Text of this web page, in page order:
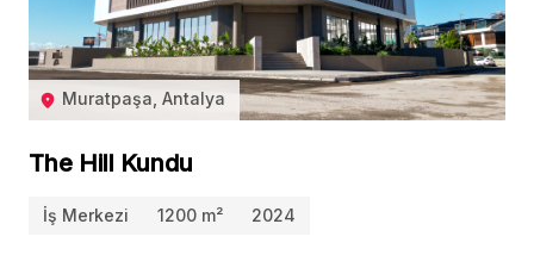
Muratpaşa, Antalya
The Hill Kundu
İş Merkezi 1200 m² 2024